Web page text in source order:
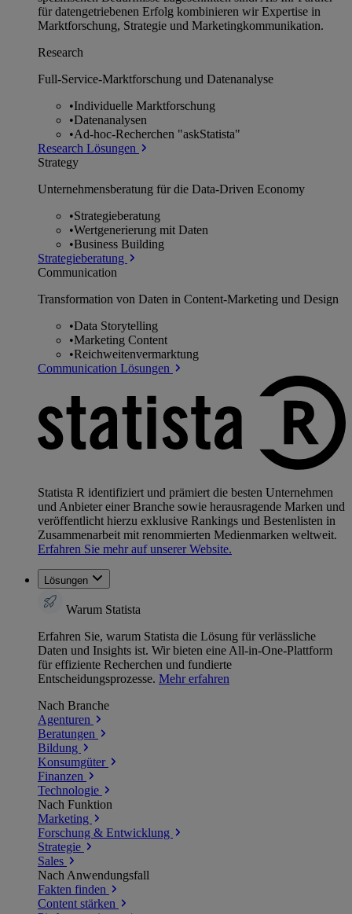
für datengetriebenen Erfolg kombinieren wir Expertise in
Marktforschung, Strategie und Marketingkommunikation.
Research
Full-Service-Marktforschung und Datenanalyse
•Individuelle Marktforschung
•Datenanalysen
•Ad-hoc-Recherchen "askStatista"
Research Lösungen
Strategy
Unternehmens­beratung für die Data-Driven Economy
•Strategieberatung
•Wertgenerierung mit Daten
•Business Building
Strategieberatung
Communication
Transformation von Daten in Content-Marketing und Design
•Data Storytelling
•Marketing Content
•Reichweitenvermarktung
Communication Lösungen
Statista R identifiziert und prämiert die besten Unternehmen
und Anbieter einer Branche sowie herausragende Marken und
veröffentlicht hierzu exklusive Rankings und Bestenlisten in
Zusammenarbeit mit renommierten Medienmarken weltweit.
Erfahren Sie mehr auf unserer Website.
Lösungen
Warum Statista
Erfahren Sie, warum Statista die Lösung für verlässliche
Daten und Insights ist. Wir bieten eine All-in-One-Plattform
für effiziente Recherchen und fundierte
Entscheidungsprozesse. Mehr erfahren
Nach Branche
Agenturen
Beratungen
Bildung
Konsumgüter
Finanzen
Technologie
Nach Funktion
Marketing
Forschung & Entwicklung
Strategie
Sales
Nach Anwendungsfall
Fakten finden
Content stärken